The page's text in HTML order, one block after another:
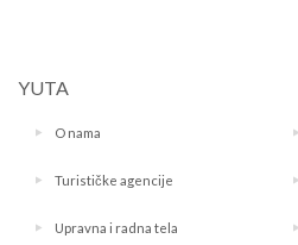
YUTA
O nama
Turističke agencije
Upravna i radna tela